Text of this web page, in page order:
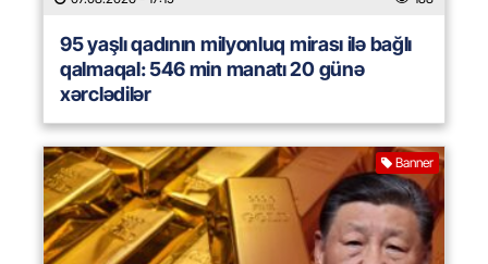
95 yaşlı qadının milyonluq mirası ilə bağlı
qalmaqal: 546 min manatı 20 günə
xərclədilər
Banner